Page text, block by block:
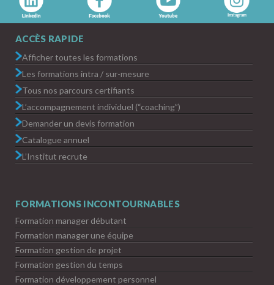
ACCÈS RAPIDE
Afficher toutes les formations
Les formations intra / sur-mesure
Tous nos parcours certifiants
L’accompagnement individuel (“coaching”)
Demander un devis formation
Catalogue annuel
L’Institut recrute
FORMATIONS INCONTOURNABLES
Formation manager débutant
Formation manager une équipe
Formation gestion de projet
Formation gestion du temps
Formation développement personnel